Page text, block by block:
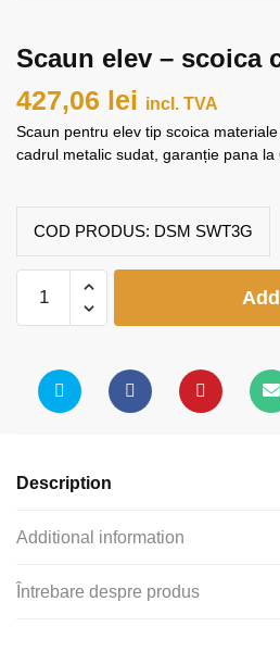
Scaun elev – scoica
427,06 lei incl. TVA
Scaun pentru elev tip scoica
cadrul metalic sudat, garanție pana la
COD PRODUS: DSM SWT3G
elev
color
Description
Additional information
Întrebare despre produs